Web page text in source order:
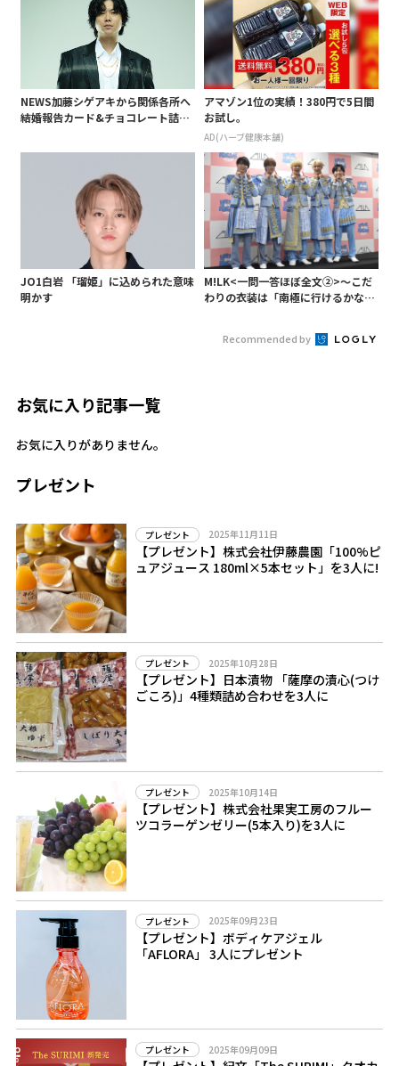
NEWS加藤シゲアキから関係各所へ
結婚報告カード&チョコレート詰め
も添えて
アマゾン1位の実績！380円で5日間
お試し。
AD(ハーブ健康本舗)
JO1白岩 「瑠姫」に込められた意味
明かす
M!LK<一問一答ほぼ全文②>～こだ
わりの衣装は「南極に行けるかなと
Recommended by
お気に入り記事一覧
お気に入りがありません。
プレゼント
プレゼント 2025年11月11日
【プレゼント】株式会社伊藤農園「100%ピ
ュアジュース 180ml×5本セット」を3人に!
プレゼント 2025年10月28日
【プレゼント】日本漬物 「薩摩の漬心(つけ
ごころ)」4種類詰め合わせを3人に
プレゼント 2025年10月14日
【プレゼント】株式会社果実工房のフルー
ツコラーゲンゼリー(5本入り)を3人に
プレゼント 2025年09月23日
【プレゼント】ボディケアジェル
「AFLORA」 3人にプレゼント
プレゼント 2025年09月09日